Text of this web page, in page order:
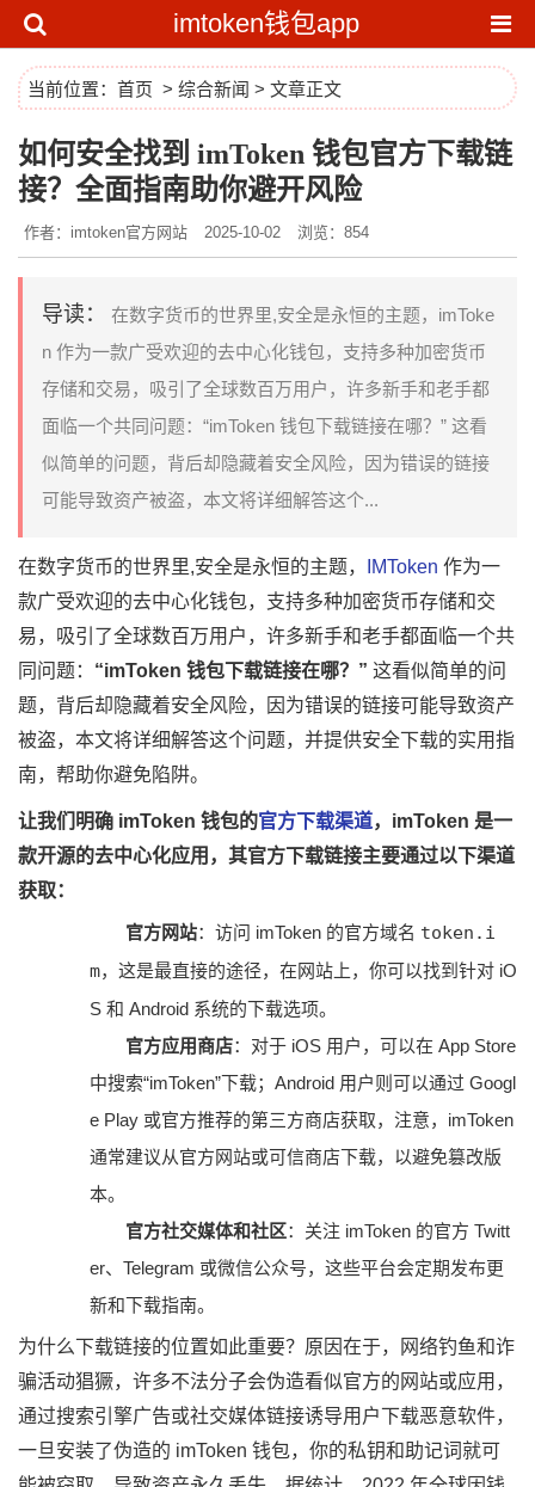
imtoken钱包app
当前位置： 首页 > 综合新闻 > 文章正文
如何安全找到 imToken 钱包官方下载链
接？全面指南助你避开风险
作者：imtoken官方网站 2025-10-02 浏览：854
导读：
在数字货币的世界里,安全是永恒的主题，imToke
n 作为一款广受欢迎的去中心化钱包，支持多种加密货币
存储和交易，吸引了全球数百万用户，许多新手和老手都
面临一个共同问题：“imToken 钱包下载链接在哪？” 这看
似简单的问题，背后却隐藏着安全风险，因为错误的链接
可能导致资产被盗，本文将详细解答这个...
在数字货币的世界里,安全是永恒的主题， IMToken 作为一
款广受欢迎的去中心化钱包，支持多种加密货币存储和交
易，吸引了全球数百万用户，许多新手和老手都面临一个共
同问题： “imToken 钱包下载链接在哪？” 这看似简单的问
题，背后却隐藏着安全风险，因为错误的链接可能导致资产
被盗，本文将详细解答这个问题，并提供安全下载的实用指
南，帮助你避免陷阱。
让我们明确 imToken 钱包的官方下载渠道，imToken 是一
款开源的去中心化应用，其官方下载链接主要通过以下渠道
获取：
官方网站：访问 imToken 的官方域名 token.i
m，这是最直接的途径，在网站上，你可以找到针对 iO
S 和 Android 系统的下载选项。
官方应用商店：对于 iOS 用户，可以在 App Store
中搜索“imToken”下载；Android 用户则可以通过 Googl
e Play 或官方推荐的第三方商店获取，注意，imToken
通常建议从官方网站或可信商店下载，以避免篡改版
本。
官方社交媒体和社区：关注 imToken 的官方 Twitt
er、Telegram 或微信公众号，这些平台会定期发布更
新和下载指南。
为什么下载链接的位置如此重要？原因在于，网络钓鱼和诈
骗活动猖獗，许多不法分子会伪造看似官方的网站或应用，
通过搜索引擎广告或社交媒体链接诱导用户下载恶意软件，
一旦安装了伪造的 imToken 钱包，你的私钥和助记词就可